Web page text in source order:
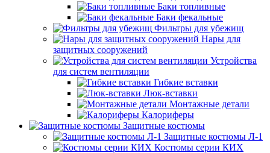
Баки топливные
Баки фекальные
Фильтры для убежищ
Нары для
защитных сооружений
Устройства
для систем вентиляции
Гибкие вставки
Люк-вставки
Монтажные детали
Калориферы
Защитные костюмы
Защитные костюмы Л-1
Костюмы серии КИХ